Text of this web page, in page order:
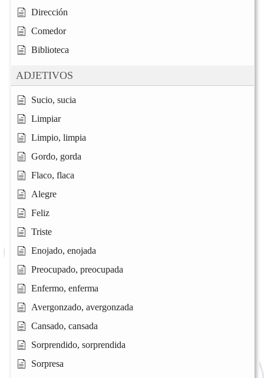
Dirección
Comedor
Biblioteca
ADJETIVOS
Sucio, sucia
Limpiar
Limpio, limpia
Gordo, gorda
Flaco, flaca
Alegre
Feliz
Triste
Enojado, enojada
Preocupado, preocupada
Enfermo, enferma
Avergonzado, avergonzada
Cansado, cansada
Sorprendido, sorprendida
Sorpresa